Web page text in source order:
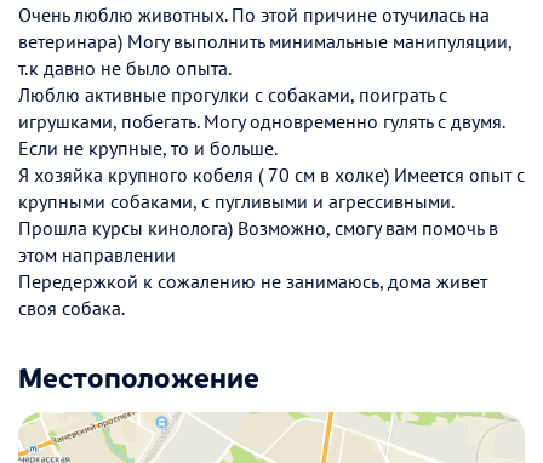
Очень люблю животных. По этой причине отучилась на
ветеринара) Могу выполнить минимальные манипуляции,
т.к давно не было опыта.
Люблю активные прогулки с собаками, поиграть с
игрушками, побегать. Могу одновременно гулять с двумя.
Если не крупные, то и больше.
Я хозяйка крупного кобеля ( 70 см в холке) Имеется опыт с
крупными собаками, с пугливыми и агрессивными.
Прошла курсы кинолога) Возможно, смогу вам помочь в
этом направлении
Передержкой к сожалению не занимаюсь, дома живет
своя собака.
Местоположение